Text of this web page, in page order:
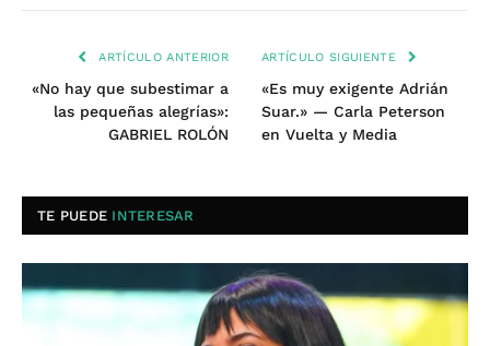
ARTÍCULO ANTERIOR
«No hay que subestimar a
las pequeñas alegrías»:
GABRIEL ROLÓN
ARTÍCULO SIGUIENTE
«Es muy exigente Adrián
Suar.» — Carla Peterson
en Vuelta y Media
TE PUEDE INTERESAR